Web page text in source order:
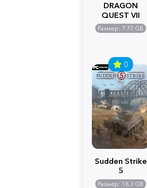
DRAGON
QUEST VII
Reimagined
Размер: 7.77 GB
0
Sudden Strike
5
Размер: 18.3 GB